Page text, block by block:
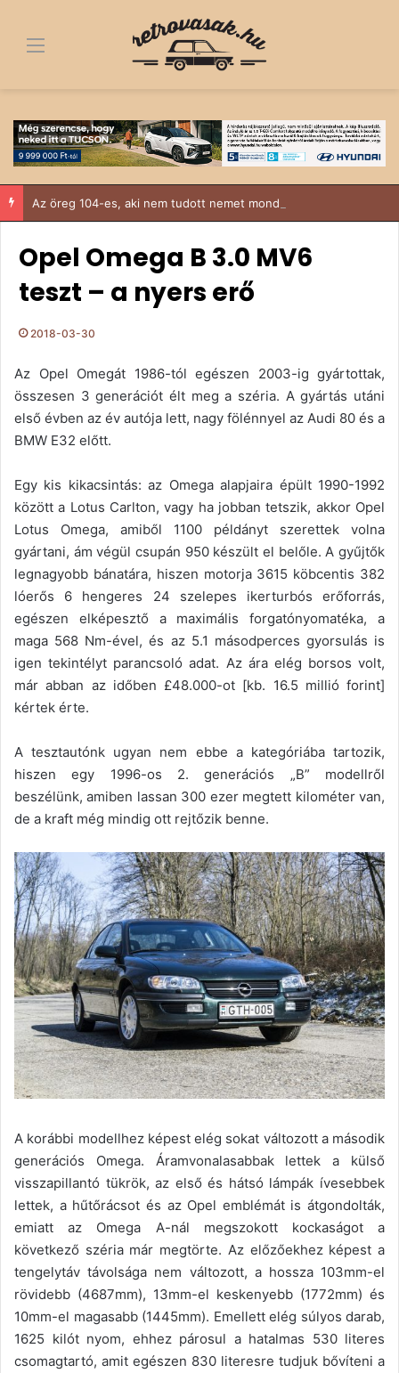
Menü
Az öreg 104-es, aki nem tudott nemet mondani
Opel Omega B 3.0 MV6
teszt – a nyers erő
2018-03-30
Az Opel Omegát 1986-tól egészen 2003-ig gyártottak,
összesen 3 generációt élt meg a széria. A gyártás utáni
első évben az év autója lett, nagy fölénnyel az Audi 80 és a
BMW E32 előtt.
Egy kis kikacsintás: az Omega alapjaira épült 1990-1992
között a Lotus Carlton, vagy ha jobban tetszik, akkor Opel
Lotus Omega, amiből 1100 példányt szerettek volna
gyártani, ám végül csupán 950 készült el belőle. A gyűjtők
legnagyobb bánatára, hiszen motorja 3615 köbcentis 382
lóerős 6 hengeres 24 szelepes ikerturbós erőforrás,
egészen elképesztő a maximális forgatónyomatéka, a
maga 568 Nm-ével, és az 5.1 másodperces gyorsulás is
igen tekintélyt parancsoló adat. Az ára elég borsos volt,
már abban az időben £48.000-ot [kb. 16.5 millió forint]
kértek érte.
A tesztautónk ugyan nem ebbe a kategóriába tartozik,
hiszen egy 1996-os 2. generációs „B” modellről
beszélünk, amiben lassan 300 ezer megtett kilométer van,
de a kraft még mindig ott rejtőzik benne.
A korábbi modellhez képest elég sokat változott a második
generációs Omega. Áramvonalasabbak lettek a külső
visszapillantó tükrök, az első és hátsó lámpák ívesebbek
lettek, a hűtőrácsot és az Opel emblémát is átgondolták,
emiatt az Omega A-nál megszokott kockaságot a
következő széria már megtörte. Az előzőekhez képest a
tengelytáv távolsága nem változott, a hossza 103mm-el
rövidebb (4687mm), 13mm-el keskenyebb (1772mm) és
10mm-el magasabb (1445mm). Emellett elég súlyos darab,
1625 kilót nyom, ehhez párosul a hatalmas 530 literes
csomagtartó, amit egészen 830 literesre tudjuk bővíteni a